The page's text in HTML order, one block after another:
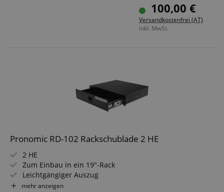
U.S.- und europäische Rack-Schrauben im Lieferumfang
100,00 €
Versandkostenfrei (AT)
inkl. MwSt.
Pronomic RD-102 Rackschublade 2 HE
2 HE
Zum Einbau in ein 19"-Rack
Leichtgängiger Auszug
Material: Stahlblech
mehr anzeigen